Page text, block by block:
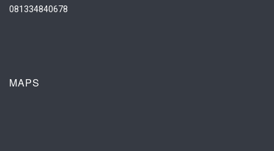
081334840678
MAPS